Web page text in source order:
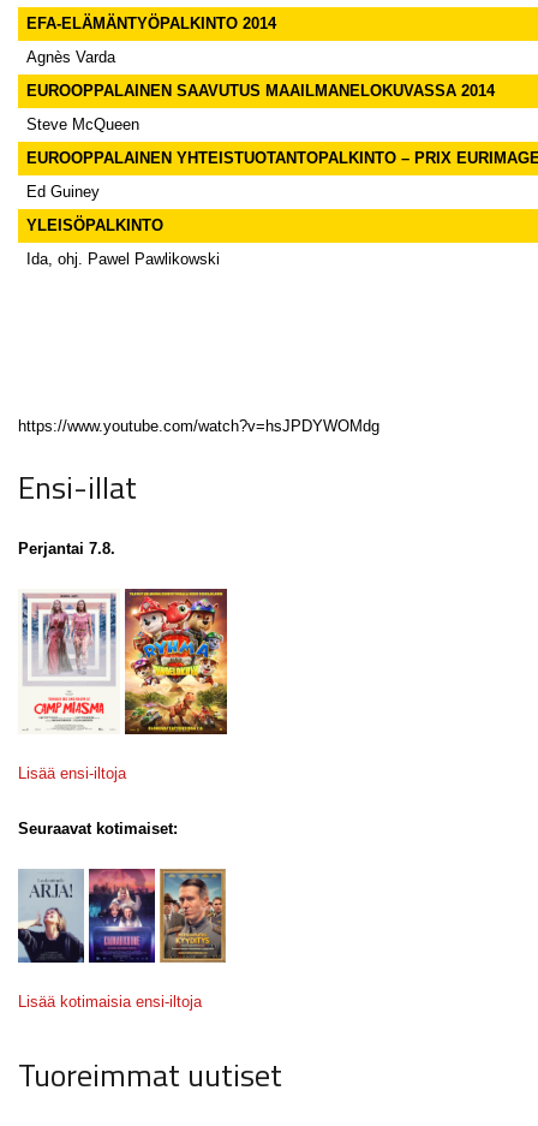
EFA-ELÄMÄNTYÖPALKINTO 2014
Agnès Varda
EUROOPPALAINEN SAAVUTUS MAAILMANELOKUVASSA 2014
Steve McQueen
EUROOPPALAINEN YHTEISTUOTANTOPALKINTO – PRIX
Ed Guiney
YLEISÖPALKINTO
Ida, ohj. Pawel Pawlikowski
https://www.youtube.com/watch?v=hsJPDYWOMdg
Ensi-illat
Perjantai 7.8.
Lisää ensi-iltoja
Seuraavat kotimaiset:
Lisää kotimaisia ensi-iltoja
Tuoreimmat uutiset